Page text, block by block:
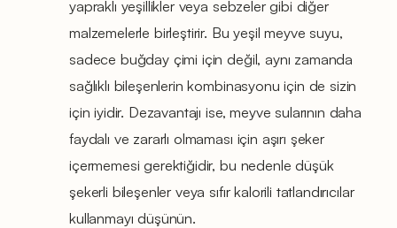
yapraklı yeşillikler veya sebzeler gibi diğer
malzemelerle birleştirir. Bu yeşil meyve suyu,
sadece buğday çimi için değil, aynı zamanda
sağlıklı bileşenlerin kombinasyonu için de sizin
için iyidir. Dezavantajı ise, meyve sularının daha
faydalı ve zararlı olmaması için aşırı şeker
içermemesi gerektiğidir, bu nedenle düşük
şekerli bileşenler veya sıfır kalorili tatlandırıcılar
kullanmayı düşünün.